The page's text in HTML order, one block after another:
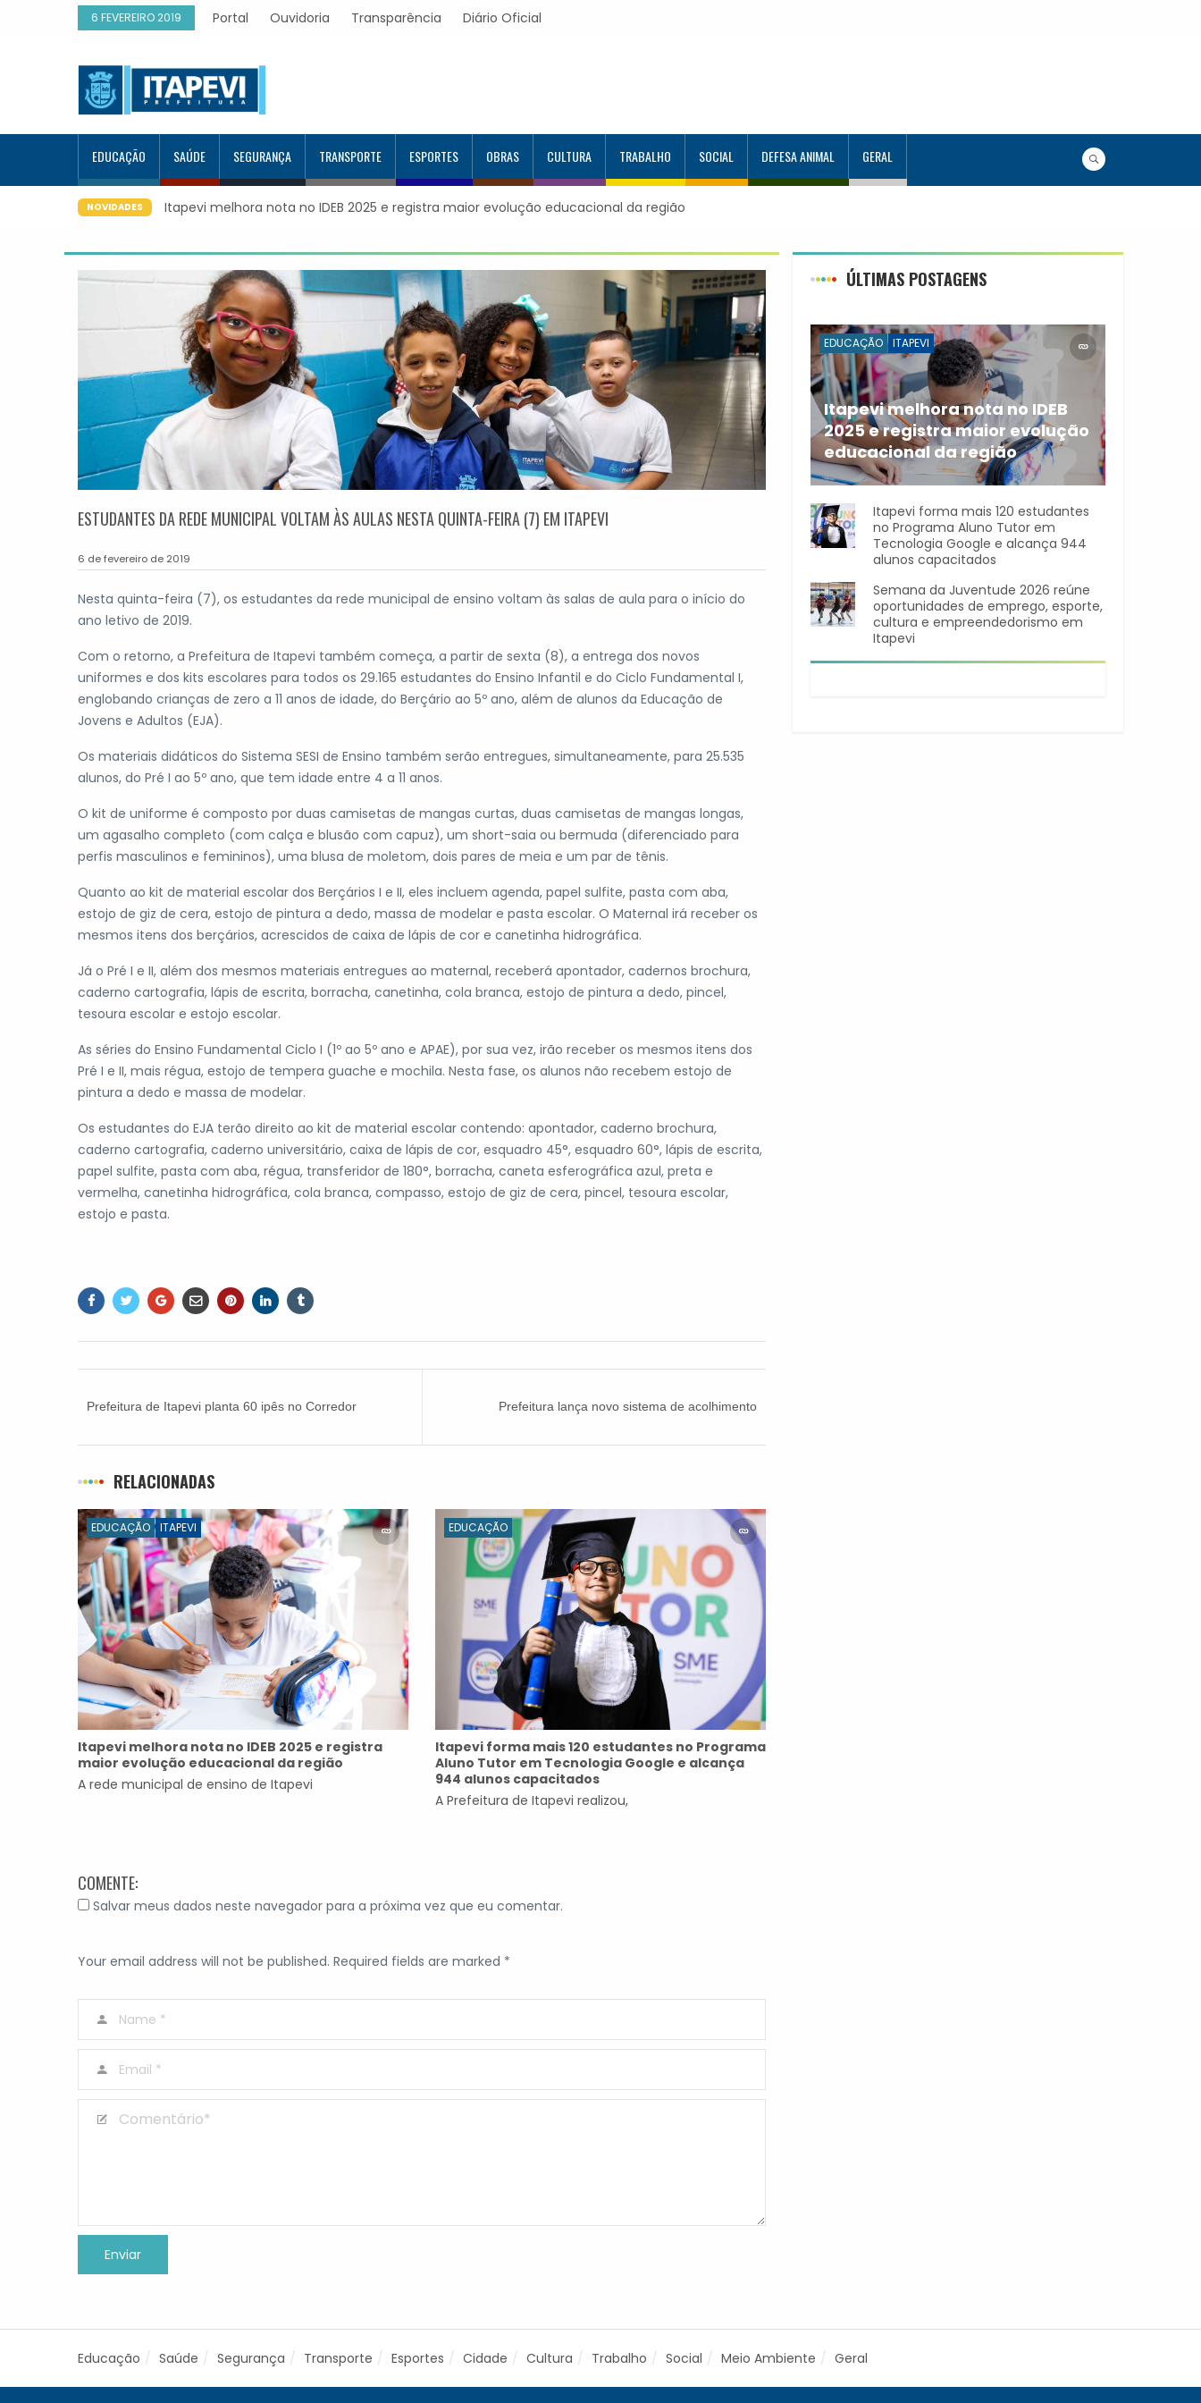
6 FEVEREIRO 2019 Portal Ouvidoria Transparência Diário Oficial
EDUCAÇÃO SAÚDE SEGURANÇA TRANSPORTE ESPORTES OBRAS CULTURA TRABALHO SOCIAL DEFESA ANIMAL GERAL
NOVIDADES Itapevi melhora nota no IDEB 2025 e registra maior evolução educacional da região
ESTUDANTES DA REDE MUNICIPAL VOLTAM ÀS AULAS NESTA QUINTA-FEIRA (7) EM ITAPEVI
6 de fevereiro de 2019
Nesta quinta-feira (7), os estudantes da rede municipal de ensino voltam às salas de aula para o início do
ano letivo de 2019.
Com o retorno, a Prefeitura de Itapevi também começa, a partir de sexta (8), a entrega dos novos
uniformes e dos kits escolares para todos os 29.165 estudantes do Ensino Infantil e do Ciclo Fundamental I,
englobando crianças de zero a 11 anos de idade, do Berçário ao 5º ano, além de alunos da Educação de
Jovens e Adultos (EJA).
Os materiais didáticos do Sistema SESI de Ensino também serão entregues, simultaneamente, para 25.535
alunos, do Pré I ao 5º ano, que tem idade entre 4 a 11 anos.
O kit de uniforme é composto por duas camisetas de mangas curtas, duas camisetas de mangas longas,
um agasalho completo (com calça e blusão com capuz), um short-saia ou bermuda (diferenciado para
perfis masculinos e femininos), uma blusa de moletom, dois pares de meia e um par de tênis.
Quanto ao kit de material escolar dos Berçários I e II, eles incluem agenda, papel sulfite, pasta com aba,
estojo de giz de cera, estojo de pintura a dedo, massa de modelar e pasta escolar. O Maternal irá receber os
mesmos itens dos berçários, acrescidos de caixa de lápis de cor e canetinha hidrográfica.
Já o Pré I e II, além dos mesmos materiais entregues ao maternal, receberá apontador, cadernos brochura,
caderno cartografia, lápis de escrita, borracha, canetinha, cola branca, estojo de pintura a dedo, pincel,
tesoura escolar e estojo escolar.
As séries do Ensino Fundamental Ciclo I (1º ao 5º ano e APAE), por sua vez, irão receber os mesmos itens dos
Pré I e II, mais régua, estojo de tempera guache e mochila. Nesta fase, os alunos não recebem estojo de
pintura a dedo e massa de modelar.
Os estudantes do EJA terão direito ao kit de material escolar contendo: apontador, caderno brochura,
caderno cartografia, caderno universitário, caixa de lápis de cor, esquadro 45°, esquadro 60°, lápis de escrita,
papel sulfite, pasta com aba, régua, transferidor de 180°, borracha, caneta esferográfica azul, preta e
vermelha, canetinha hidrográfica, cola branca, compasso, estojo de giz de cera, pincel, tesoura escolar,
estojo e pasta.
Prefeitura de Itapevi planta 60 ipês no Corredor
Prefeitura lança novo sistema de acolhimento
RELACIONADAS
EDUCAÇÃO ITAPEVI
Itapevi melhora nota no IDEB 2025 e registra
maior evolução educacional da região
A rede municipal de ensino de Itapevi
EDUCAÇÃO
Itapevi forma mais 120 estudantes no Programa
Aluno Tutor em Tecnologia Google e alcança
944 alunos capacitados
A Prefeitura de Itapevi realizou,
COMENTE:
Salvar meus dados neste navegador para a próxima vez que eu comentar.
Your email address will not be published. Required fields are marked *
ÚLTIMAS POSTAGENS
EDUCAÇÃO ITAPEVI
Itapevi melhora nota no IDEB
2025 e registra maior evolução
educacional da região
A rede municipal de ensino
Itapevi forma mais 120 estudantes
no Programa Aluno Tutor em
Tecnologia Google e alcança 944
alunos capacitados
Semana da Juventude 2026 reúne
oportunidades de emprego, esporte,
cultura e empreendedorismo em
Itapevi
Educação Saúde Segurança Transporte Esportes Cidade Cultura Trabalho Social Meio Ambiente Geral